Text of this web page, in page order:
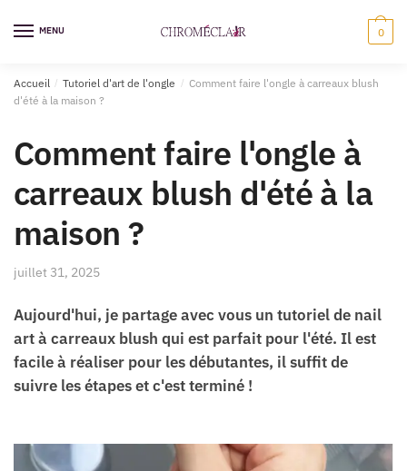
navigation
MENU 0
Accueil / Tutoriel d'art de l'ongle / Comment faire l'ongle à carreaux blush
d'été à la maison ?
Comment faire l'ongle à
carreaux blush d'été à la
maison ?
juillet 31, 2025
Aujourd'hui, je partage avec vous un tutoriel de nail
art à carreaux blush qui est parfait pour l'été. Il est
facile à réaliser pour les débutantes, il suffit de
suivre les étapes et c'est terminé !